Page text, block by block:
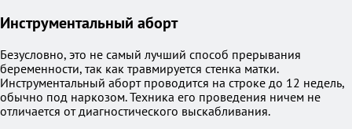
Инструментальный аборт
Безусловно, это не самый лучший способ прерывания
беременности, так как травмируется стенка матки.
Инструментальный аборт проводится на строке до 12 недель,
обычно под наркозом. Техника его проведения ничем не
отличается от диагностического выскабливания.